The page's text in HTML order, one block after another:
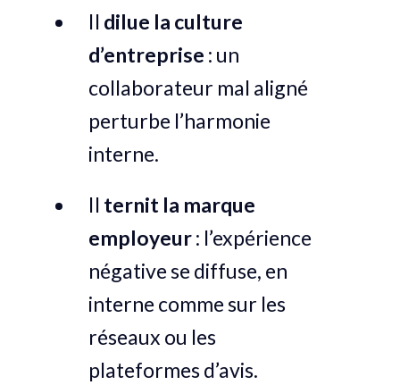
Il dilue la culture
d’entreprise : un
collaborateur mal aligné
perturbe l’harmonie
interne.
Il ternit la marque
employeur: l’expérience
négative se diffuse, en
interne comme sur les
réseaux ou les
plateformes d’avis.